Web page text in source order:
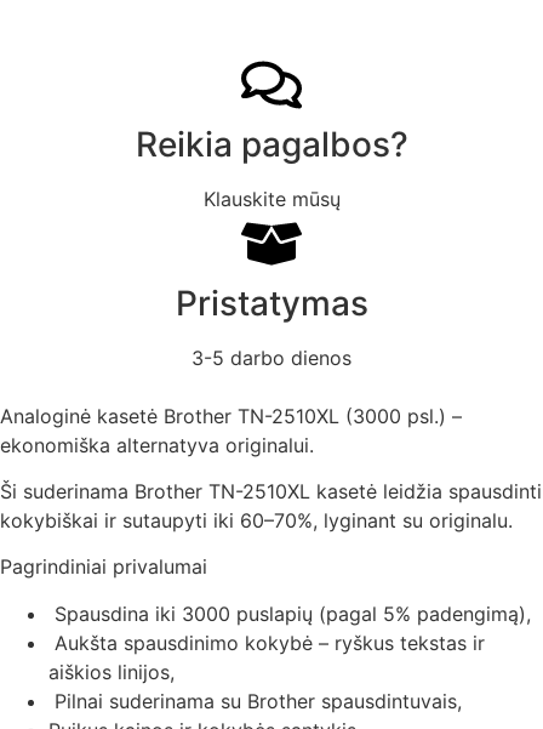
Reikia pagalbos?
Klauskite mūsų
Pristatymas
3-5 darbo dienos
Analoginė kasetė Brother TN-2510XL (3000 psl.) –
ekonomiška alternatyva originalui.
Ši suderinama Brother TN-2510XL kasetė leidžia spausdinti
kokybiškai ir sutaupyti iki 60–70%, lyginant su originalu.
Pagrindiniai privalumai
Spausdina iki 3000 puslapių (pagal 5% padengimą),
Aukšta spausdinimo kokybė – ryškus tekstas ir
aiškios linijos,
Pilnai suderinama su Brother spausdintuvais,